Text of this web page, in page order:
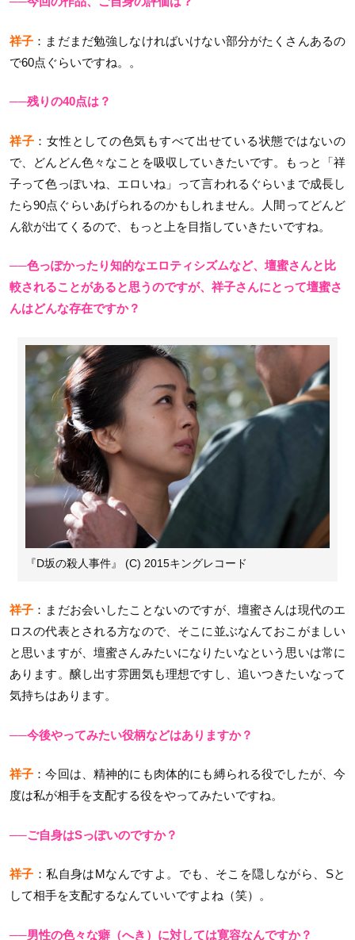
祥子 ：まだまだ勉強しなければいけない部分がたくさんあるの
で60点ぐらいですね。。
──残りの40点は？
祥子 ：女性としての色気もすべて出せている状態ではないの
で、どんどん色々なことを吸収していきたいです。もっと「祥
子って色っぽいね、エロいね」って言われるぐらいまで成長し
たら90点ぐらいあげられるのかもしれません。人間ってどんど
ん欲が出てくるので、もっと上を目指していきたいですね。
──色っぽかったり知的なエロティシズムなど、壇蜜さんと比
較されることがあると思うのですが、祥子さんにとって壇蜜さ
んはどんな存在ですか？
『D坂の殺人事件』 (C) 2015キングレコード
祥子 ：まだお会いしたことないのですが、壇蜜さんは現代のエ
ロスの代表とされる方なので、そこに並ぶなんておこがましい
と思いますが、壇蜜さんみたいになりたいなという思いは常に
あります。醸し出す雰囲気も理想ですし、追いつきたいなって
気持ちはあります。
──今後やってみたい役柄などはありますか？
祥子 ：今回は、精神的にも肉体的にも縛られる役でしたが、今
度は私が相手を支配する役をやってみたいですね。
──ご自身はSっぽいのですか？
祥子 ：私自身はMなんですよ。でも、そこを隠しながら、Sと
して相手を支配するなんていいですよね（笑）。
──男性の色々な癖（へき）に対しては寛容なんですか？